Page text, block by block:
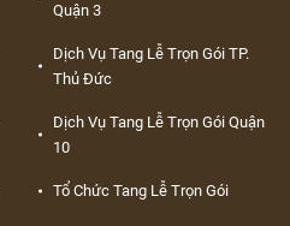
Quận 3
Dịch Vụ Tang Lễ Trọn Gói TP.
Thủ Đức
Dịch Vụ Tang Lễ Trọn Gói Quận
10
Tổ Chức Tang Lễ Trọn Gói